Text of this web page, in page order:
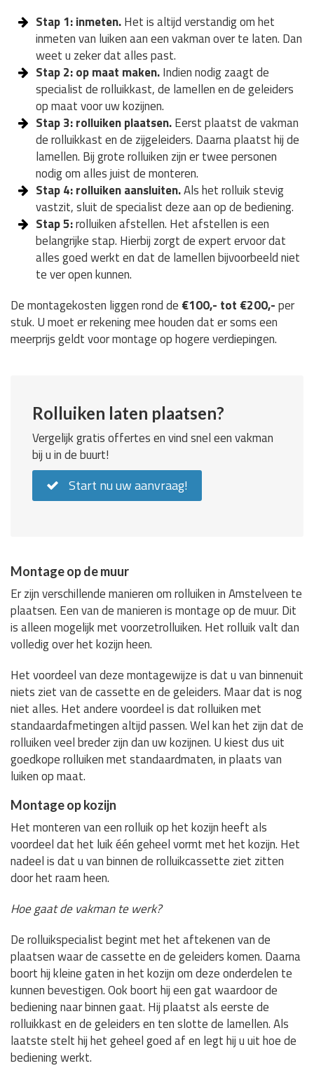
Stap 1: inmeten.Het is altijd verstandig om het
inmeten van luiken aan een vakman over te laten. Dan
weet u zeker dat alles past.
Stap 2: op maat maken.Indien nodig zaagt de
specialist de rolluikkast, de lamellen en de geleiders
op maat voor uw kozijnen.
Stap 3: rolluiken plaatsen.Eerst plaatst de vakman
de rolluikkast en de zijgeleiders. Daarna plaatst hij de
lamellen. Bij grote rolluiken zijn er twee personen
nodig om alles juist de monteren.
Stap 4: rolluiken aansluiten.Als het rolluik stevig
vastzit, sluit de specialist deze aan op de bediening.
Stap 5:rolluiken afstellen. Het afstellen is een
belangrijke stap. Hierbij zorgt de expert ervoor dat
alles goed werkt en dat de lamellen bijvoorbeeld niet
te ver open kunnen.
De montagekosten liggen rond de €100,- tot €200,-per
stuk. U moet er rekening mee houden dat er soms een
meerprijs geldt voor montage op hogere verdiepingen.
Rolluiken laten plaatsen?
Vergelijk gratis offertes en vind snel een vakman
bij u in de buurt!
Start nu uw aanvraag!
Montage op de muur
Er zijn verschillende manieren om rolluiken in Amstelveen te
plaatsen. Een van de manieren is montage op de muur. Dit
is alleen mogelijk met voorzetrolluiken. Het rolluik valt dan
volledig over het kozijn heen.
Het voordeel van deze montagewijze is dat u van binnenuit
niets ziet van de cassette en de geleiders. Maar dat is nog
niet alles. Het andere voordeel is dat rolluiken met
standaardafmetingen altijd passen. Wel kan het zijn dat de
rolluiken veel breder zijn dan uw kozijnen. U kiest dus uit
goedkope rolluiken met standaardmaten, in plaats van
luiken op maat.
Montage op kozijn
Het monteren van een rolluik op het kozijn heeft als
voordeel dat het luik één geheel vormt met het kozijn. Het
nadeel is dat u van binnen de rolluikcassette ziet zitten
door het raam heen.
Hoe gaat de vakman te werk?
De rolluikspecialist begint met het aftekenen van de
plaatsen waar de cassette en de geleiders komen. Daarna
boort hij kleine gaten in het kozijn om deze onderdelen te
kunnen bevestigen. Ook boort hij een gat waardoor de
bediening naar binnen gaat. Hij plaatst als eerste de
rolluikkast en de geleiders en ten slotte de lamellen. Als
laatste stelt hij het geheel goed af en legt hij u uit hoe de
bediening werkt.